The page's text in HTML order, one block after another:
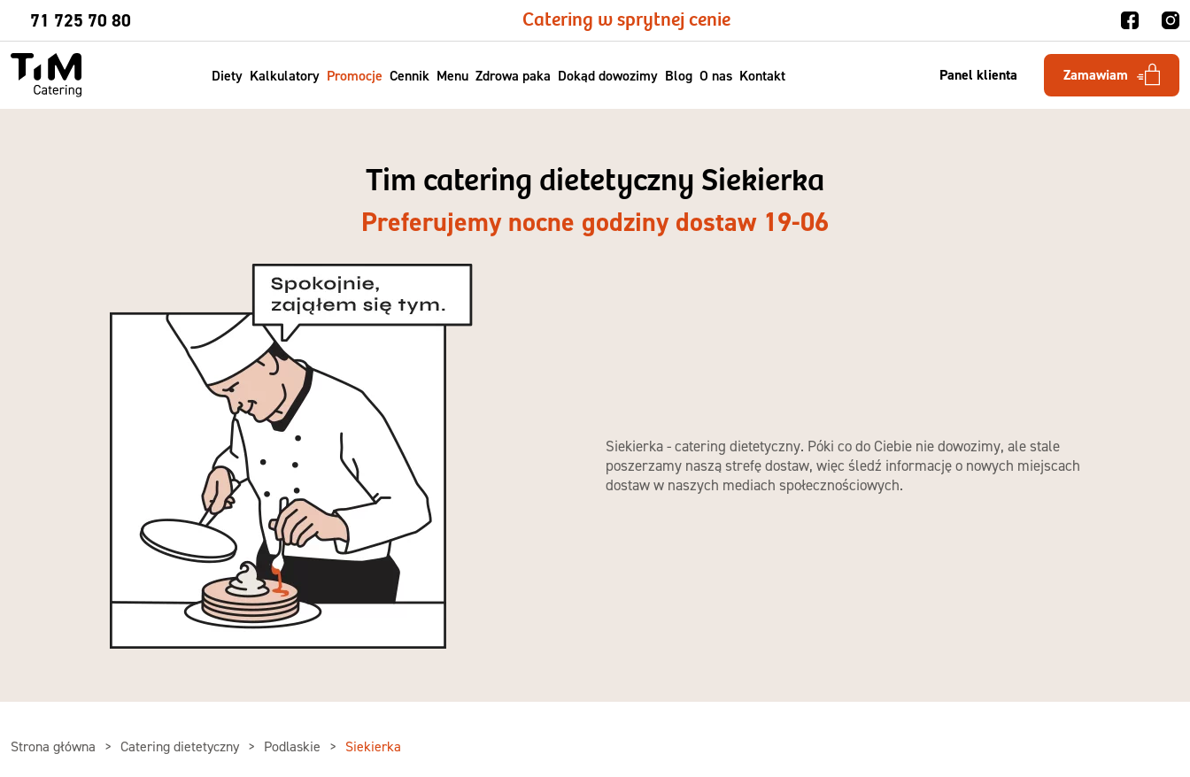
71 725 70 80 Catering w sprytnej cenie
Panel klienta Zamawiam
Diety Kalkulatory Promocje Cennik Menu Zdrowa paka Dokąd dowozimy Blog O nas Kontakt
Sprawdź
Tim catering dietetyczny Siekierka
Preferujemy nocne godziny dostaw 19-06
Siekierka - catering dietetyczny. Póki co do Ciebie nie dowozimy, ale stale
poszerzamy naszą strefę dostaw, więc śledź informację o nowych miejscach
dostaw w naszych mediach społecznościowych.
Strona główna Catering dietetyczny Podlaskie Siekierka